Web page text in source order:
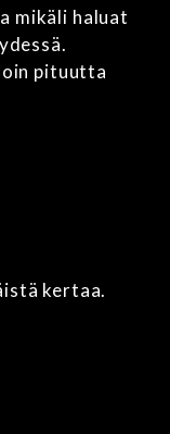
mikäli haluat
pituutta
kertaa.